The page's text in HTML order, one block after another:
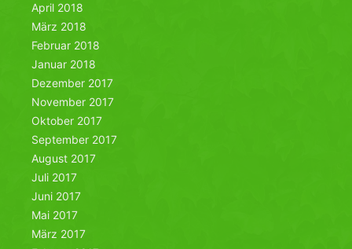
April 2018
März 2018
Februar 2018
Januar 2018
Dezember 2017
November 2017
Oktober 2017
September 2017
August 2017
Juli 2017
Juni 2017
Mai 2017
März 2017